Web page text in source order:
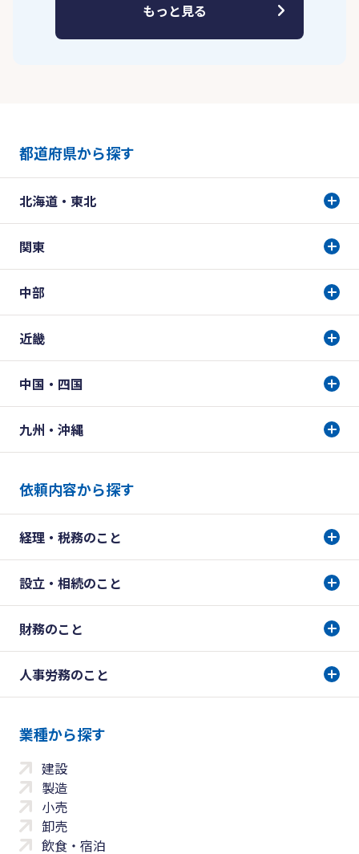
もっと見る
都道府県から探す
北海道・東北
関東
中部
近畿
中国・四国
九州・沖縄
依頼内容から探す
経理・税務のこと
設立・相続のこと
財務のこと
人事労務のこと
業種から探す
建設
製造
小売
卸売
飲食・宿泊